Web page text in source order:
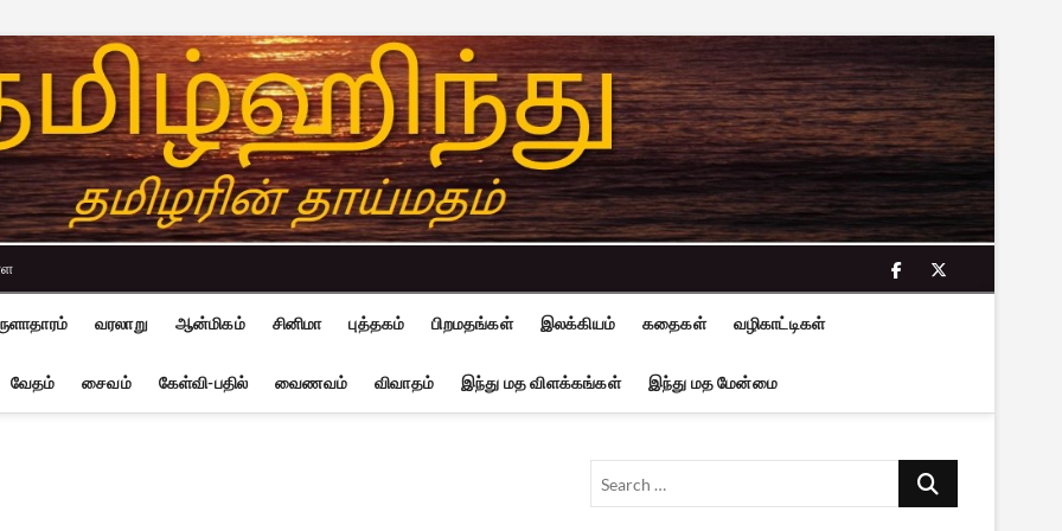
facebook
twitter
வரலாறு ஆன்மிகம் சினிமா புத்தகம் பிறமதங்கள் இலக்கியம் கதைகள் வழிகாட்டிகள்
வேதம் சைவம் கேள்வி-பதில் வைணவம் விவாதம் இந்து மத விளக்கங்கள் இந்து மத மேன்மை
Search